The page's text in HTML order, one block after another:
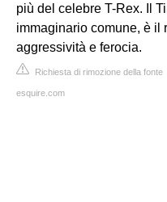
più del celebre T-Rex. Il
immaginario comune, è il
aggressività e ferocia.
Richiesta di rimozione della fonte
esquire.com